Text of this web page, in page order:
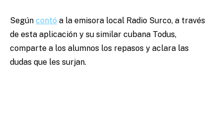
Según contó a la emisora local Radio Surco, a través
de esta aplicación y su similar cubana Todus,
comparte a los alumnos los repasos y aclara las
dudas que les surjan.